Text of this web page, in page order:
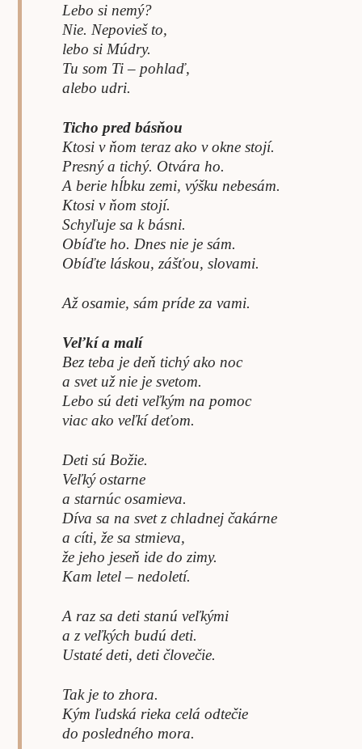
Lebo si nemý?
Nie. Nepovieš to,
lebo si Múdry.
Tu som Ti – pohlaď,
alebo udri.
Ticho pred básňou
Ktosi v ňom teraz ako v okne stojí.
Presný a tichý. Otvára ho.
A berie hĺbku zemi, výšku nebesám.
Ktosi v ňom stojí.
Schyľuje sa k básni.
Obíďte ho. Dnes nie je sám.
Obíďte láskou, zášťou, slovami.
Až osamie, sám príde za vami.
Veľkí a malí
Bez teba je deň tichý ako noc
a svet už nie je svetom.
Lebo sú deti veľkým na pomoc
viac ako veľkí deťom.
Deti sú Božie.
Veľký ostarne
a starnúc osamieva.
Díva sa na svet z chladnej čakárne
a cíti, že sa stmieva,
že jeho jeseň ide do zimy.
Kam letel – nedoletí.
A raz sa deti stanú veľkými
a z veľkých budú deti.
Ustaté deti, deti človečie.
Tak je to zhora.
Kým ľudská rieka celá odtečie
do posledného mora.